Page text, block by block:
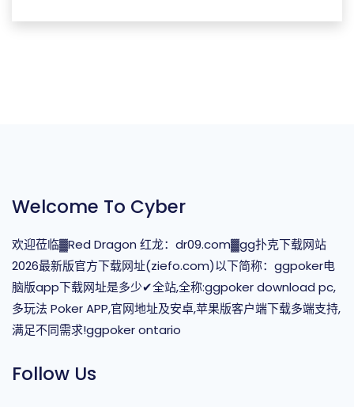
Welcome To Cyber
欢迎莅临▓Red Dragon 红龙：dr09.com▓gg扑克下载网站
2026最新版官方下载网址(ziefo.com)以下简称：ggpoker电
脑版app下载网址是多少✔全站,全称:ggpoker download pc,
多玩法 Poker APP,官网地址及安卓,苹果版客户端下载多端支持,
满足不同需求!ggpoker ontario
Follow Us